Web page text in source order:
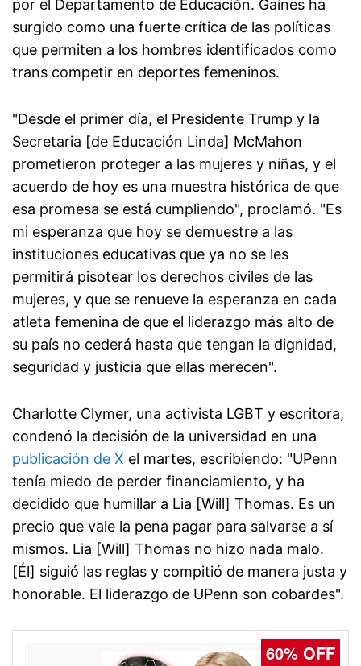
por el Departamento de Educación. Gaines ha
surgido como una fuerte crítica de las políticas
que permiten a los hombres identificados como
trans competir en deportes femeninos.
"Desde el primer día, el Presidente Trump y la
Secretaria [de Educación Linda] McMahon
prometieron proteger a las mujeres y niñas, y el
acuerdo de hoy es una muestra histórica de que
esa promesa se está cumpliendo", proclamó. "Es
mi esperanza que hoy se demuestre a las
instituciones educativas que ya no se les
permitirá pisotear los derechos civiles de las
mujeres, y que se renueve la esperanza en cada
atleta femenina de que el liderazgo más alto de
su país no cederá hasta que tengan la dignidad,
seguridad y justicia que ellas merecen".
Charlotte Clymer, una activista LGBT y escritora,
condenó la decisión de la universidad en una
publicación de X el martes, escribiendo: "UPenn
tenía miedo de perder financiamiento, y ha
decidido que humillar a Lia [Will] Thomas. Es un
precio que vale la pena pagar para salvarse a sí
mismos. Lia [Will] Thomas no hizo nada malo.
[Él] siguió las reglas y compitió de manera justa y
honorable. El liderazgo de UPenn son cobardes".
60% OFF
77% OFF